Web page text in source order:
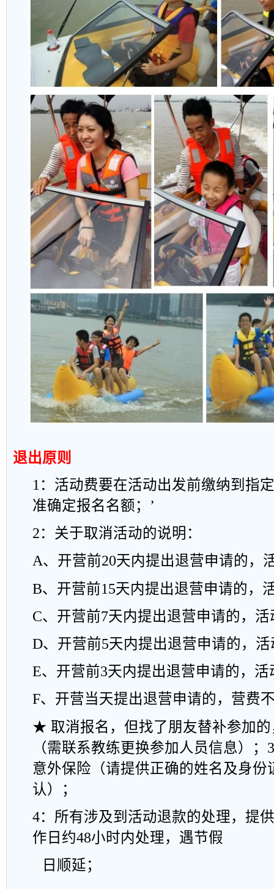
退出原则
1 ：活动费要在活动出发前缴纳到指
准确定报名名额； ’
2：关于取消活动的说明：
A、开营前20天内提出退营申请的，
B、开营前15天内提出退营申请的，
C、开营前7天内提出退营申请的，活
D、开营前5天内提出退营申请的，活
E、开营前3天内提出退营申请的，活
F、开营当天提出退营申请的，营费
★ 取消报名 ， 但找了朋友替补参加的
（需联系教练更换参加人员信息） ； 3
意外保险（请提供正确的姓名及身份
认）；
4： 所有涉及到活动退款的处理 ， 提
作日 约48小时内处理 ， 遇节假
日顺延；